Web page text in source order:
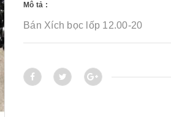
Mô tả :
Bán Xích bọc lốp 12.00-20